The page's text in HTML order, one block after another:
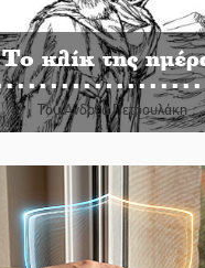
Το κλίκ της
Του Ανδρέα Πετρουλάκη